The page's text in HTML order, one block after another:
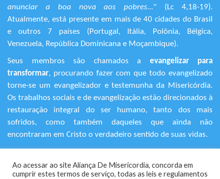
anunciar a boa nova aos pobres..." (Lc 4,18-19).
Atualmente, está presente em mais de 40 cidades do Brasil
e outros 7 países (Portugal, Itália, Polônia, Bélgica,
Venezuela, República Dominicana e Moçambique).
Seus membros são chamados a evangelizar para
transformar, procurando fazer com que todo evangelizado
torne-se um evangelizador e testemunha da Misericórdia.
Os trabalhos sociais e de evangelização estão direcionados à
restauração integral do ser humano, tanto dos mais
sofridos, como também daqueles que ainda não
encontraram em Cristo o verdadeiro sentido de suas vidas.
Rua Avanhandava, 616 – Bela Vista
Ao acessar ao site Aliança De Misericordia, concorda em
cumprir estes termos de serviço, todas as leis e regulamentos